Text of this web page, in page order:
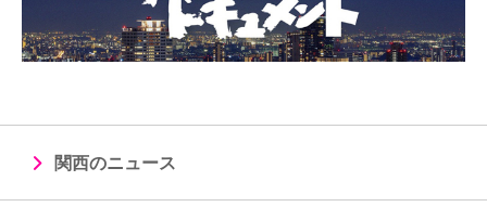
関西のニュース